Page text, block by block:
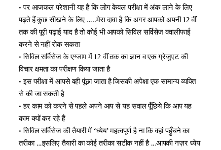
• पर आजकल परेशानी यह है कि लोग केवल परीक्षा में अंक लाने के लिए
पढ़ते हैं कुछ सीखने के लिए …..मेरा दावा है कि अगर आपको अपनी 12 वीं
तक की पूरी पढ़ाई याद है तो कोई भी आपको सिविल सर्विसेज क्वालीफाई
करने से नहीं रोक सकता
• सिविल सर्विसेज के एग्जाम में 12 वीं तक का ज्ञान व एक ग्रेजुएट की
विचार क्षमता का परीक्षण किया जाता है
• इस परीक्षा में आपसे वही पूंछा जाता है जिसकी अपेक्षा एक सामान्य व्यक्ति
से की जा सकती है
• हर काम को करने से पहले अपने आप से यह सवाल पूँछिये कि आप यह
काम क्यों कर रहे हैं
• सिविल सर्विसेज की तैयारी में ‘ध्येय’ महत्वपूर्ण है ना कि वहां पहुँचने का
तरीका …इसलिए तैयारी का कोई तरीका सटीक नहीं है …आपकी नज़र ध्येय